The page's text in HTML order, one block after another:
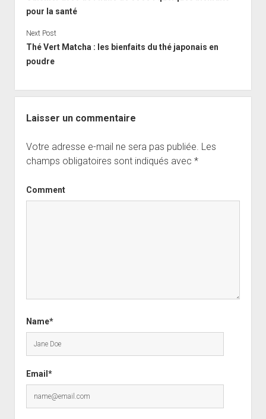
pour la santé
Next Post
Thé Vert Matcha : les bienfaits du thé japonais en
poudre
Laisser un commentaire
Votre adresse e-mail ne sera pas publiée. Les
champs obligatoires sont indiqués avec *
Comment
Name*
Email*